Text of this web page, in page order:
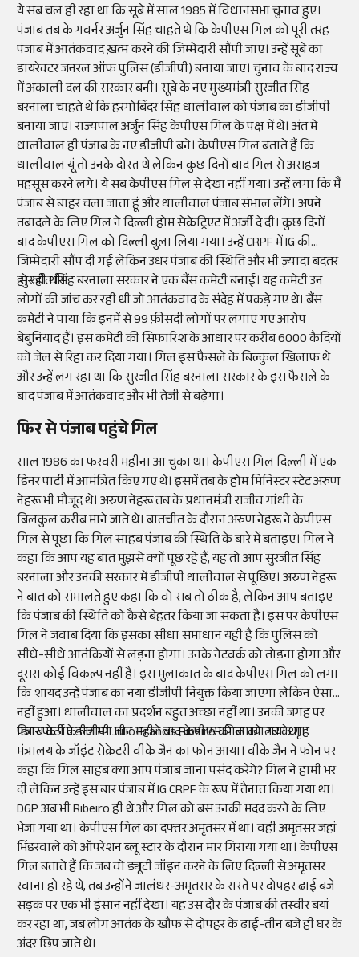
ये सब चल ही रहा था कि सूबे में साल 1985 में विधानसभा चुनाव हुए।
पंजाब तब के गवर्नर अर्जुन सिंह चाहते थे कि केपीएस गिल को पूरी तरह
पंजाब में आतंकवाद ख़त्म करने की ज़िम्मेदारी सौंपी जाए। उन्हें सूबे का
डायरेक्टर जनरल ऑफ पुलिस (डीजीपी) बनाया जाए। चुनाव के बाद राज्य
में अकाली दल की सरकार बनी। सूबे के नए मुख्यमंत्री सुरजीत सिंह
बरनाला चाहते थे कि हरगोबिंदर सिंह धालीवाल को पंजाब का डीजीपी
बनाया जाए। राज्यपाल अर्जुन सिंह केपीएस गिल के पक्ष में थे। अंत में
धालीवाल ही पंजाब के नए डीजीपी बने। केपीएस गिल बताते हैं कि
धालीवाल यूं तो उनके दोस्त थे लेकिन कुछ दिनों बाद गिल से असहज
महसूस करने लगे। ये सब केपीएस गिल से देखा नहीं गया। उन्हें लगा कि मैं
पंजाब से बाहर चला जाता हूं और धालीवाल पंजाब संभाल लेंगे। अपने
तबादले के लिए गिल ने दिल्ली होम सेक्रेट्रिएट में अर्जी दे दी। कुछ दिनों
बाद केपीएस गिल को दिल्ली बुला लिया गया। उन्हें CRPF में IG की
जिम्मेदारी सौंप दी गई लेकिन उधर पंजाब की स्थिति और भी ज़्यादा बदतर
हो रही थी।
सुरजीत सिंह बरनाला सरकार ने एक बैंस कमेटी बनाई। यह कमेटी उन
लोगों की जांच कर रही थी जो आतंकवाद के संदेह में पकड़े गए थे। बैंस
कमेटी ने पाया कि इनमें से 99 फ़ीसदी लोगों पर लगाए गए आरोप
बेबुनियाद हैं। इस कमेटी की सिफारिश के आधार पर करीब 6000 कैदियों
को जेल से रिहा कर दिया गया। गिल इस फैसले के बिल्कुल खिलाफ थे
और उन्हें लग रहा था कि सुरजीत सिंह बरनाला सरकार के इस फैसले के
बाद पंजाब में आतंकवाद और भी तेजी से बढ़ेगा।
फिर से पंजाब पहुंचे गिल
साल 1986 का फरवरी महीना आ चुका था। केपीएस गिल दिल्ली में एक
डिनर पार्टी में आमंत्रित किए गए थे। इसमें तब के होम मिनिस्टर स्टेट अरुण
नेहरू भी मौजूद थे। अरुण नेहरू तब के प्रधानमंत्री राजीव गांधी के
बिलकुल करीब माने जाते थे। बातचीत के दौरान अरुण नेहरू ने केपीएस
गिल से पूछा कि गिल साहब पंजाब की स्थिति के बारे में बताइए। गिल ने
कहा कि आप यह बात मुझसे क्यों पूछ रहे हैं, यह तो आप सुरजीत सिंह
बरनाला और उनकी सरकार में डीजीपी धालीवाल से पूछिए। अरुण नेहरू
ने बात को संभालते हुए कहा कि वो सब तो ठीक है, लेकिन आप बताइए
कि पंजाब की स्थिति को कैसे बेहतर किया जा सकता है। इस पर केपीएस
गिल ने जवाब दिया कि इसका सीधा समाधान यही है कि पुलिस को
सीधे-सीधे आतंकियों से लड़ना होगा। उनके नेटवर्क को तोड़ना होगा और
दूसरा कोई विकल्प नहीं है। इस मुलाकात के बाद केपीएस गिल को लगा
कि शायद उन्हें पंजाब का नया डीजीपी नियुक्त किया जाएगा लेकिन ऐसा
नहीं हुआ। धालीवाल का प्रदर्शन बहुत अच्छा नहीं था। उनकी जगह पर
पंजाब के नए डीजीपी Julio Francis Ribeiro को बनाया गया था।
डिनर पार्टी के लगभग तीन महीने बाद केपीएस गिल को तब के गृह
मंत्रालय के जॉइंट सेक्रेटरी वीके जैन का फोन आया। वीके जैन ने फोन पर
कहा कि गिल साहब क्या आप पंजाब जाना पसंद करेंगे? गिल ने हामी भर
दी लेकिन उन्हें इस बार पंजाब में IG CRPF के रूप में तैनात किया गया था।
DGP अब भी Ribeiro ही थे और गिल को बस उनकी मदद करने के लिए
भेजा गया था। केपीएस गिल का दफ्तर अमृतसर में था। वही अमृतसर जहां
भिंडरवाले को ऑपरेशन ब्लू स्टार के दौरान मार गिराया गया था। केपीएस
गिल बताते हैं कि जब वो ड्यूटी जॉइन करने के लिए दिल्ली से अमृतसर
रवाना हो रहे थे, तब उन्होंने जालंधर-अमृतसर के रास्ते पर दोपहर ढाई बजे
सड़क पर एक भी इंसान नहीं देखा। यह उस दौर के पंजाब की तस्वीर बयां
कर रहा था, जब लोग आतंक के खौफ से दोपहर के ढाई-तीन बजे ही घर के
अंदर छिप जाते थे।